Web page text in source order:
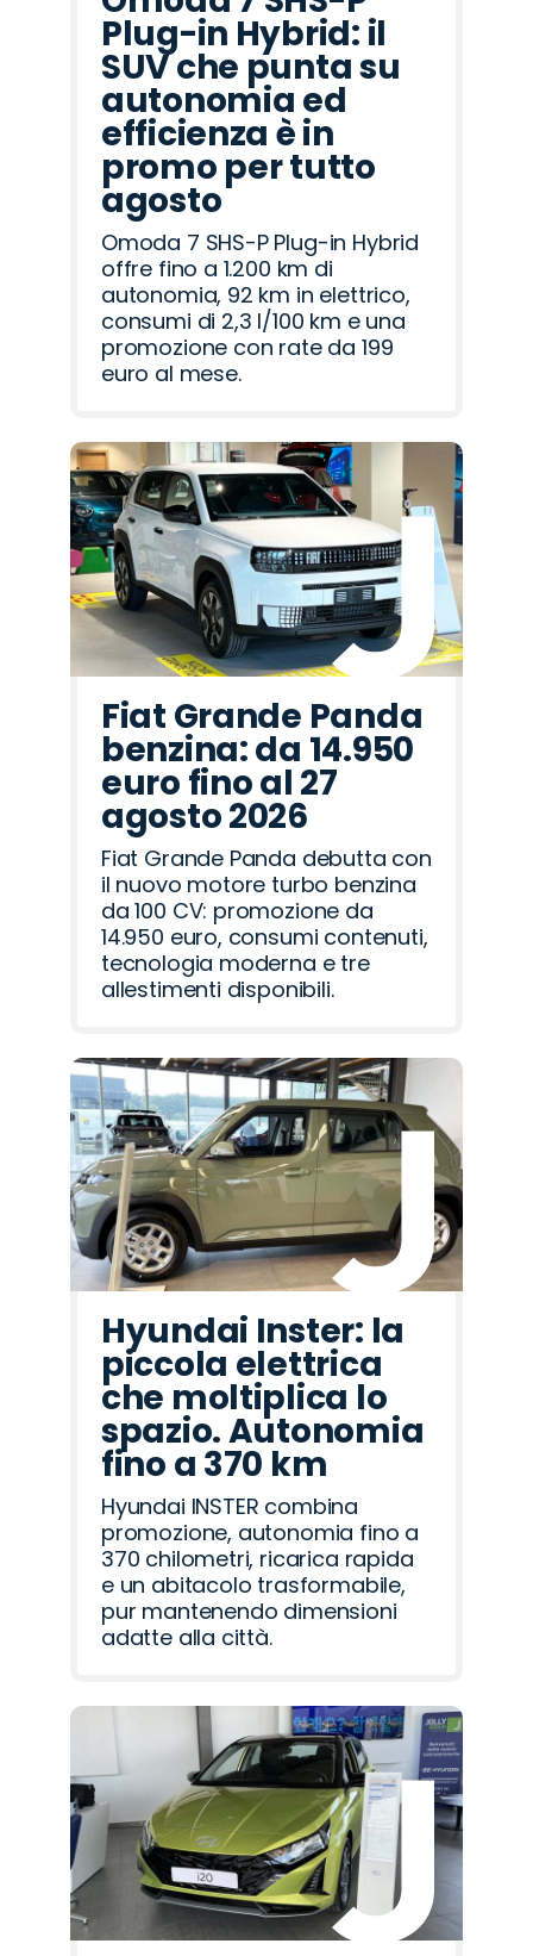
Plug-in Hybrid: il
SUV che punta su
autonomia ed
efficienza è in
promo per tutto
agosto
Omoda 7 SHS-P Plug-in Hybrid
offre fino a 1.200 km di
autonomia, 92 km in elettrico,
consumi di 2,3 l/100 km e una
promozione con rate da 199
euro al mese.
Fiat Grande Panda
benzina: da 14.950
euro fino al 27
agosto 2026
Fiat Grande Panda debutta con
il nuovo motore turbo benzina
da 100 CV: promozione da
14.950 euro, consumi contenuti,
tecnologia moderna e tre
allestimenti disponibili.
Hyundai Inster: la
piccola elettrica
che moltiplica lo
spazio. Autonomia
fino a 370 km
Hyundai INSTER combina
promozione, autonomia fino a
370 chilometri, ricarica rapida
e un abitacolo trasformabile,
pur mantenendo dimensioni
adatte alla città.